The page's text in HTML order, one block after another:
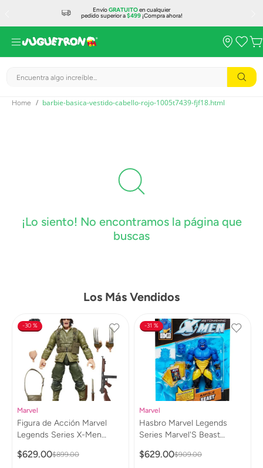
EnvíoGRATUITOen cualquier
pedido superior a$499¡Compra ahora!
Encuentra algo increíble...
barbie-basica-vestido-cabello-rojo-1005t7439-fjf18.html
¡Lo siento! No encontramos la página que
buscas
Los Más Vendidos
30 %
Marvel
Figura de Acción Marvel
Legends Series X-Men
G0820
$629.00$899.00
31 %
Marvel
Hasbro Marvel Legends
Series Marvel'S Beast
$629.00$909.00